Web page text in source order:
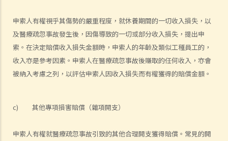
申索人有權視乎其傷勢的嚴重程度，就休養期間的一切收入損失，以
及醫療疏忽事故發生後，因傷導致的一切或部分收入損失，提出申
索。在決定賠償收入損失金額時，申索人的年齡及類似工種員工的，
收入亦是參考因素。申索人在醫療疏忽事故後賺取的任何收入，亦會
被納入考慮之列，以評估申索人因收入損失而有權獲得的賠償金額。
c) 其他專項損害賠償（雜項開支）
申索人有權就醫療疏忽事故引致的其他合理開支獲得賠償。常見的開